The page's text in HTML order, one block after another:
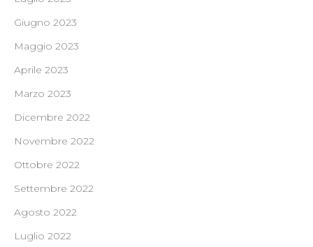
Giugno 2023
Maggio 2023
Aprile 2023
Marzo 2023
Dicembre 2022
Novembre 2022
Ottobre 2022
Settembre 2022
Agosto 2022
Luglio 2022